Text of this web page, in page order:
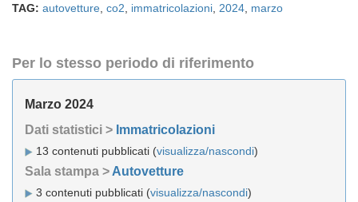
TAG: autovetture co2 immatricolazioni 2024 marzo
Per lo stesso periodo di riferimento
Marzo 2024
Dati statistici > Immatricolazioni
13 contenuti pubblicati (visualizza/nascondi)
Sala stampa > Autovetture
3 contenuti pubblicati (visualizza/nascondi)